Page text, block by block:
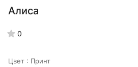
Алиса
0
Цвет : Принт